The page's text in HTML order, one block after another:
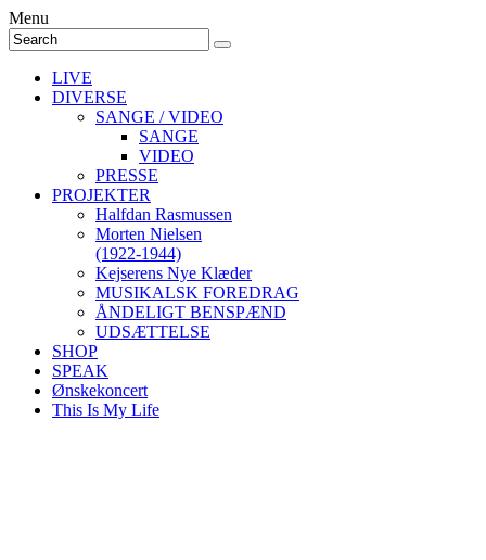
Menu
LIVE
DIVERSE
SANGE / VIDEO
SANGE
VIDEO
PRESSE
PROJEKTER
Halfdan Rasmussen
Morten Nielsen
(1922-1944)
Kejserens Nye Klæder
MUSIKALSK FOREDRAG
ÅNDELIGT BENSPÆND
UDSÆTTELSE
SHOP
SPEAK
Ønskekoncert
This Is My Life